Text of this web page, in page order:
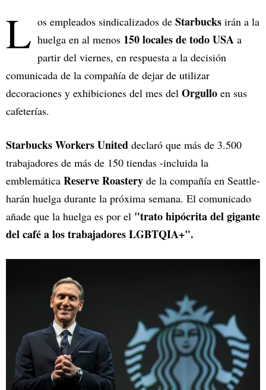
L os empleados sindicalizados de Starbucks irán a la
huelga en al menos 150 locales de todo USA a
partir del viernes, en respuesta a la decisión
comunicada de la compañía de dejar de utilizar
decoraciones y exhibiciones del mes del Orgullo en sus
cafeterías.
Starbucks Workers United declaró que más de 3.500
trabajadores de más de 150 tiendas -incluida la
emblemática Reserve Roastery de la compañía en Seattle-
harán huelga durante la próxima semana. El comunicado
añade que la huelga es por el "trato hipócrita del gigante
del café a los trabajadores LGBTQIA+".